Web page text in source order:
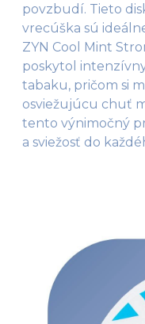
povzbudí. Tieto
vrecúška sú
ZYN Cool Mint
poskytol
tabaku, pričom si
osviežujúcu chuť
tento výnimočný
a sviežosť do